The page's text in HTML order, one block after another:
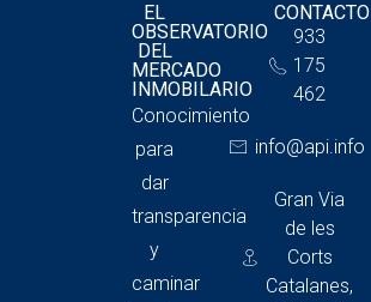
EL
OBSERVATORIO
DEL
MERCADO
INMOBILARIO
Conocimiento
para
dar
transparencia
y
caminar
CONTACTO
933
175
462
info@api.info
Gran Via
de les
Corts
Catalanes,